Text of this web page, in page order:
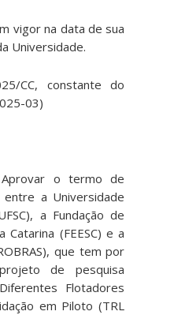
vigor na data de sua
Universidade.
CC, constante do
03)
o termo de
a Universidade
a Fundação de
Catarina (FEESC) e a
que tem por
de pesquisa
Flotadores
em Piloto (TRL